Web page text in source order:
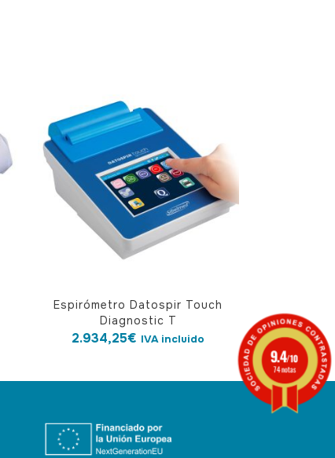
Espirómetro Datospir Touch
Diagnostic T
2.934,25€ IVA incluido
9.4/10
74 notas